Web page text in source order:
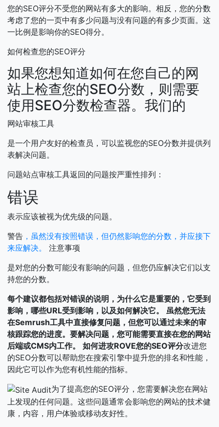
您的SEO评分不受您的网站有多大的影响。相反，您的分数
考虑了您的一页中有多少问题与没有问题的有多少页面。这
一比例是影响你的SEO得分。
如何检查您的SEO评分
如果您想知道如何在您自己的网
站上检查您的SEO分数，则需要
使用SEO分数检查器。我们的
网站审核工具
是一个用户友好的检查员，可以监视您的SEO分数并提供列
表解决问题。
问题站点审核工具返回的问题按严重性排列：
错误
表示应该被视为优先级的问题。
警告 ，虽然没有按照错误，但仍然影响您的分数，并应接下
来应解决。 注意事项
是对您的分数可能没有影响的问题，但您仍应解决它们以支
持您的分数。
每个建议都包括对错误的说明，为什么它是重要的，它受到
影响，哪些URL受到影响，以及如何解决它。
虽然您无法
在Semrush工具中直接修复问题，但您可以通过未来的审
核跟踪您的进度。要解决问题，您可能需要直接在您的网站
后端或CMS内工作。
如何进攻ROVE您的SEO评分改进您
的SEO分数可以帮助您在搜索引擎中提升您的排名和性能，
因此它可以作为您有机性能的指标。
为了提高您的SEO评分，您需要解决您在网站
上发现的任何问题。这些问题通常会影响您的网站的技术健
康，内容，用户体验或移动友好性。